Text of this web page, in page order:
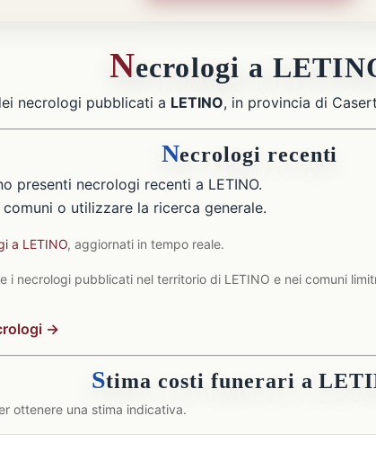
Necrologi a
necrologi pubblicati a LETINO, in provincia di
Necrologi recenti
presenti necrologi recenti a LETINO.
o utilizzare la ricerca generale.
a LETINO, aggiornati in tempo reale.
i necrologi pubblicati nel territorio di LETINO e nei comuni
→
Stima costi funerari a
ottenere una stima indicativa.